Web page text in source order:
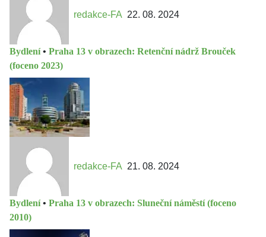
redakce-FA 22. 08. 2024
Bydlení • Praha 13 v obrazech: Retenční nádrž Brouček
(foceno 2023)
redakce-FA 21. 08. 2024
Bydlení • Praha 13 v obrazech: Sluneční náměstí (foceno
2010)